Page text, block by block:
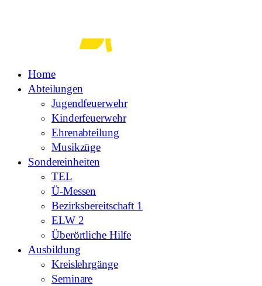
Home
Abteilungen
Jugendfeuerwehr
Kinderfeuerwehr
Ehrenabteilung
Musikzüge
Sondereinheiten
TEL
Ü-Messen
Bezirksbereitschaft 1
ELW 2
Überörtliche Hilfe
Ausbildung
Kreislehrgänge
Seminare